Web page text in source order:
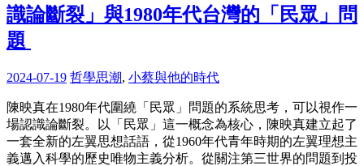
識論斷裂」與1980年代台灣的「民眾」問
題
2024-07-19 哲學思潮, 小蔡與他的時代
陳映真在1980年代圍繞「民眾」問題的系統思考，可以視作一
場認識論斷裂。以「民眾」這一概念為核心，陳映真建立起了
一套全新的左翼思想話語，從1960年代青年時期的左翼理想主
義邁入科學的歷史唯物主義分析。從關注第三世界的問題到投